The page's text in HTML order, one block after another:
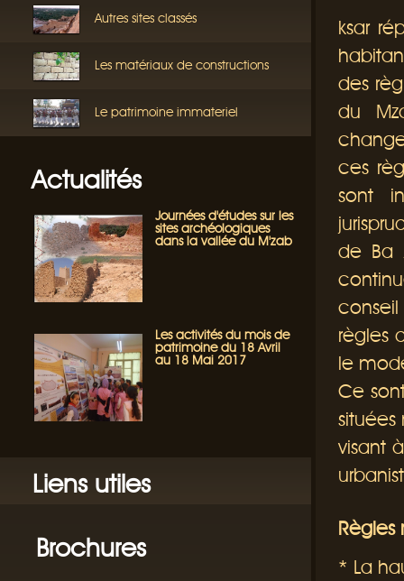
Autres sites classés
Les matériaux de constructions
Le patrimoine immateriel
Actualités
Journées d'études sur les
sites archéologiques
dans la vallée du M'zab
Les activités du mois de
patrimoine du 18 Avril
au 18 Mai 2017
Liens utiles
Brochures
ksar
des
du
ces
sont
de Ba
règles
le
Ce
situées
visant
Règles
* La